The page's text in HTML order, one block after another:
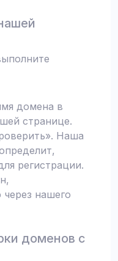
домена в
странице.
Наша
регистрации.
через нашего
доменов с